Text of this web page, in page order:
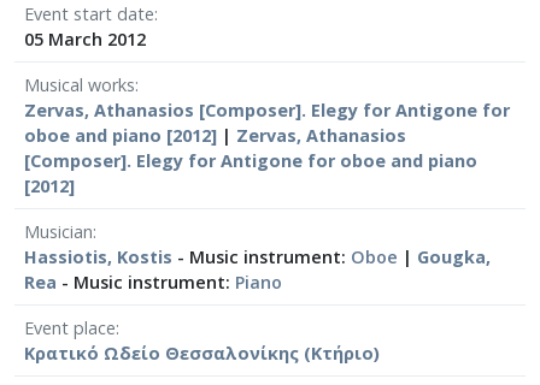
Event start date
05 March 2012
Musical works
Zervas, Athanasios [Composer]. Elegy for Antigone for
oboe and piano [2012] | Zervas, Athanasios
[Composer]. Elegy for Antigone for oboe and piano
[2012]
Musician
Hassiotis, Kostis - Music instrument: Oboe | Gougka,
Rea - Music instrument: Piano
Event place
Κρατικό Ωδείο Θεσσαλονίκης (Κτήριο)